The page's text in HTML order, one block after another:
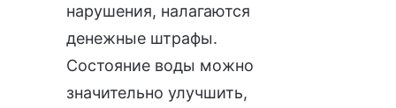
нарушения, налагаются
денежные штрафы.
Состояние воды можно
значительно улучшить,